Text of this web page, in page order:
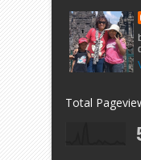
Total